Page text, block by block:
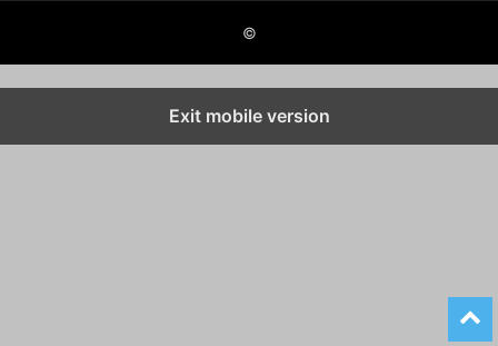
©
Exit mobile version